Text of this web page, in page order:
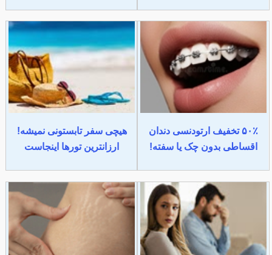
۵۰٪ تخفیف ارتودنسی دندان
اقساطی بدون چک یا سفته!
هیچی سفر تابستونی نمیشه!
ارزانترین تورها اینجاست